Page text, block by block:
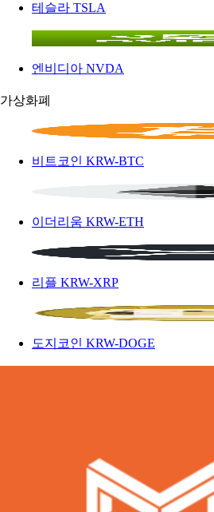
테슬라 TSLA
엔비디아 NVDA
가상화폐
비트코인 KRW-BTC
이더리움 KRW-ETH
리플 KRW-XRP
도지코인 KRW-DOGE